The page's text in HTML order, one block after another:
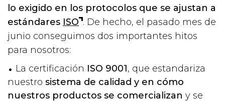
lo exigido en los protocolos que se ajustan a
estándares ISO . De hecho, el pasado mes de
junio conseguimos dos importantes hitos
para nosotros:
La certificación ISO 9001, que estandariza
nuestro sistema de calidad y en cómo
nuestros productos se comercializan y se